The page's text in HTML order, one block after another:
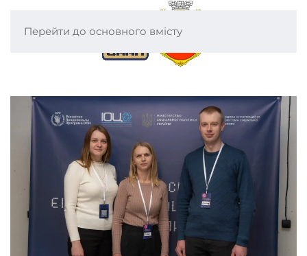
Перейти до основного вмісту